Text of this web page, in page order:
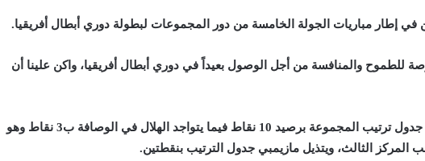
في إطار مباريات الجولة الخامسة من دور المجموعات لبطولة دوري أبطال أفريقيا.
للطموح والمنافسة من أجل الوصول بعيداً في دوري أبطال أفريقيا، واكن علينا أن
ويحتل فريق صن دوانز صدارة جدول ترتيب المجموعة برصيد 10 نقاط فيما يتواجد الهلال في الوصافة ب3 نقاط وهو
الثالث، ويتذيل مازيمبي جدول الترتيب بنقطتين.